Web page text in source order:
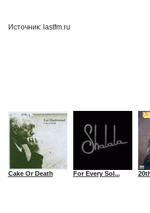
Источник: lastfm.ru
Cake Or Death For Every Sol...